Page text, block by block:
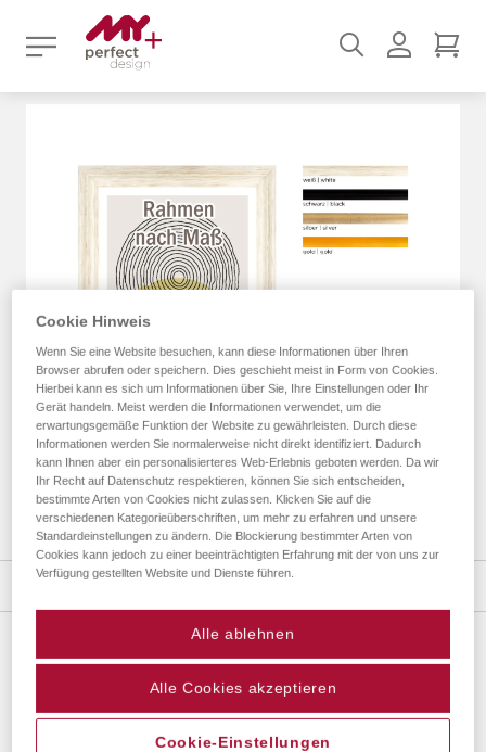
Suchen
VIGO ZUSCHNITTSERVICE (3484)
Bildergalerie
springen
Zum
Anfang
Details
Cookie Hinweis
Wenn Sie eine Website besuchen, kann diese Informationen über Ihren
Browser abrufen oder speichern. Dies geschieht meist in Form von Cookies.
Hierbei kann es sich um Informationen über Sie, Ihre Einstellungen oder Ihr
Gerät handeln. Meist werden die Informationen verwendet, um die
erwartungsgemäße Funktion der Website zu gewährleisten. Durch diese
Informationen werden Sie normalerweise nicht direkt identifiziert. Dadurch
kann Ihnen aber ein personalisierteres Web-Erlebnis geboten werden. Da wir
Ihr Recht auf Datenschutz respektieren, können Sie sich entscheiden,
bestimmte Arten von Cookies nicht zulassen. Klicken Sie auf die
verschiedenen Kategorieüberschriften, um mehr zu erfahren und unsere
Standardeinstellungen zu ändern. Die Blockierung bestimmter Arten von
Cookies kann jedoch zu einer beeinträchtigten Erfahrung mit der von uns zur
Verfügung gestellten Website und Dienste führen.
Alle ablehnen
Alle Cookies akzeptieren
Cookie-Einstellungen